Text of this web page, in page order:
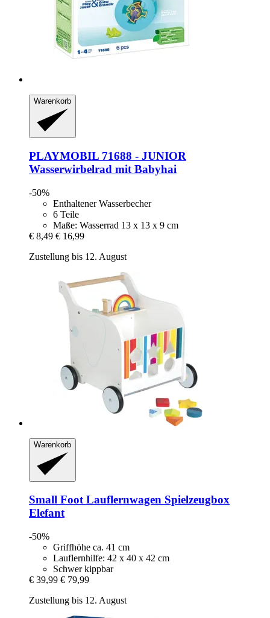
Warenkorb
PLAYMOBIL 71688 -​ JUNIOR
Wasserwirbelrad mit Babyhai
-50%
Enthaltener Wasserbecher
6 Teile
Maße: Wasserrad 13 x 13 x 9 cm
€ 8,49 € 16,99
Zustellung bis 12. August
Warenkorb
Small Foot Lauflernwagen Spielzeugbox
Elefant
-50%
Griffhöhe ca. 41 cm
Lauflernhilfe: 42 x 40 x 42 cm
Schwer kippbar
€ 39,99 € 79,99
Zustellung bis 12. August